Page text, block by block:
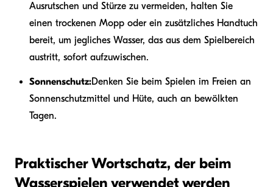
Ausrutschen und Stürze zu vermeiden, halten Sie
einen trockenen Mopp oder ein zusätzliches Handtuch
bereit, um jegliches Wasser, das aus dem Spielbereich
austritt, sofort aufzuwischen.
Sonnenschutz:Denken Sie beim Spielen im Freien an
Sonnenschutzmittel und Hüte, auch an bewölkten
Tagen.
Praktischer Wortschatz, der beim
Wasserspielen verwendet werden